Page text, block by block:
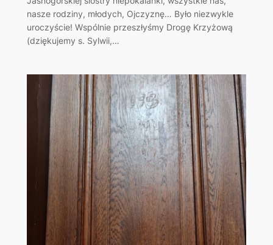
nasze rodziny, młodych, Ojczyznę… Było niezwykle
uroczyście! Wspólnie przeszłyśmy Drogę Krzyżową
(dziękujemy s. Sylwii,…